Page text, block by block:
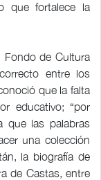
que fortalece la
Fondo de Cultura
entre los
que la falta
educativo; “por
que las palabras
una colección
la biografía de
de Castas, entre